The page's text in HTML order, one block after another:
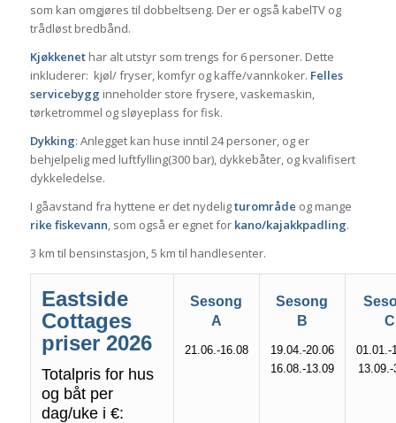
som kan omgjøres til dobbeltseng. Der er også kabelTV og
trådløst bredbånd.
Kjøkkenethar alt utstyr som trengs for 6 personer. Dette
inkluderer: kjøl/ fryser, komfyr og kaffe/vannkoker. Felles
servicebygg inneholder store frysere, vaskemaskin,
tørketrommel og sløyeplass for fisk.
Dykking: Anlegget kan huse inntil 24 personer, og er
behjelpelig med luftfylling(300 bar), dykkebåter, og kvalifisert
dykkeledelse.
I gåavstand fra hyttene er det nydeligturområde og mange
rike fiskevann, som også er egnet for kano/kajakkpadling.
3 km til bensinstasjon, 5 km til handlesenter.
Eastside
Cottages
priser 2026
Totalpris for hus
og båt per
dag/uke i €:
Sesong
A
21.06.-16.08
Sesong
B
19.04.-20.06
16.08.-13.09
C
01.01.-
13.09.-